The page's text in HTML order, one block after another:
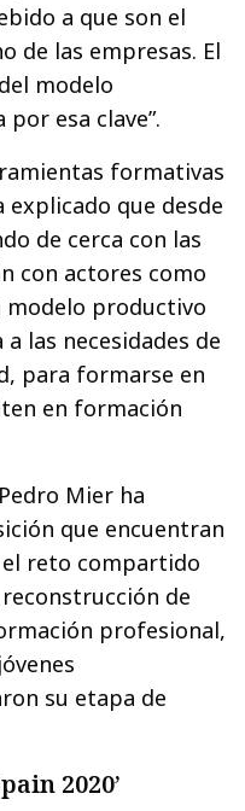
a que son el
de las empresas. El
modelo
esa clave”.
formativas
explicado que desde
de cerca con las
con actores como
modelo productivo
las necesidades de
para formarse en
en formación
Mier ha
que encuentran
reto compartido
de
profesional,
su etapa de
2020’